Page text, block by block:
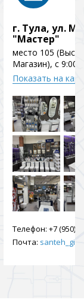
г. Тула, ул.
"Мастер"
место 105
Магазин), с 9:00
Показать на
Телефон: +7 (950)
Почта: